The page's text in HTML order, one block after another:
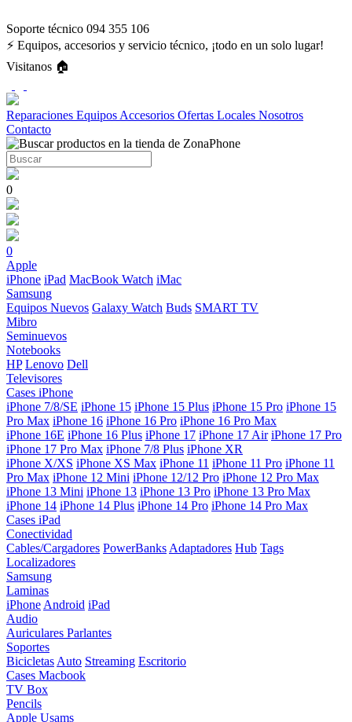
Soporte técnico 094 355 106
⚡ Equipos, accesorios y servicio técnico, ¡todo en un solo lugar!
Visitanos 🏠
Reparaciones Equipos Accesorios Ofertas Locales Nosotros
Contacto
0
0
Apple
iPhone iPad MacBook Watch iMac
Samsung
Equipos Nuevos Galaxy Watch Buds SMART TV
Mibro
Seminuevos
Notebooks
HP Lenovo Dell
Televisores
Cases iPhone
iPhone 7/8/SE iPhone 15 iPhone 15 Plus iPhone 15 Pro iPhone 15
Pro Max iPhone 16 iPhone 16 Pro iPhone 16 Pro Max
iPhone 16E iPhone 16 Plus iPhone 17 iPhone 17 Air iPhone 17 Pro
iPhone 17 Pro Max iPhone 7/8 Plus iPhone XR
iPhone X/XS iPhone XS Max iPhone 11 iPhone 11 Pro iPhone 11
Pro Max iPhone 12 Mini iPhone 12/12 Pro iPhone 12 Pro Max
iPhone 13 Mini iPhone 13 iPhone 13 Pro iPhone 13 Pro Max
iPhone 14 iPhone 14 Plus iPhone 14 Pro iPhone 14 Pro Max
Cases iPad
Conectividad
Cables/Cargadores PowerBanks Adaptadores Hub Tags
Localizadores
Samsung
Laminas
iPhone Android iPad
Audio
Auriculares Parlantes
Soportes
Bicicletas Auto Streaming Escritorio
Cases Macbook
TV Box
Pencils
Apple Usams